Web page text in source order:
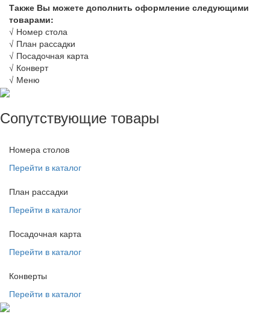
Также Вы можете дополнить оформление следующими
товарами:
√ Номер стола
√ План рассадки
√ Посадочная карта
√ Конверт
√ Меню
Сопутствующие товары
Номера столов
Перейти в каталог
План рассадки
Перейти в каталог
Посадочная карта
Перейти в каталог
Конверты
Перейти в каталог